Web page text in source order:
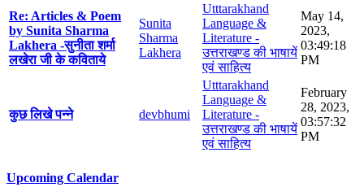
Re: Articles & Poem
by Sunita Sharma
Lakhera -सुनीता शर्मा
लखेरा जी के कविताये
Sunita
Sharma
Lakhera
Utttarakhand
Language &
Literature -
उत्तराखण्ड की भाषायें
एवं साहित्य
May 14,
2023,
03:49:18
PM
कुछ लिखे पन्ने devbhumi
Utttarakhand
Language &
Literature -
उत्तराखण्ड की भाषायें
एवं साहित्य
February
28, 2023,
03:57:32
PM
Upcoming Calendar